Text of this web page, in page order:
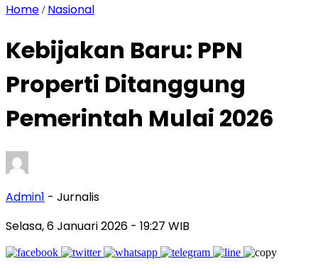
Home / Nasional
Kebijakan Baru: PPN
Properti Ditanggung
Pemerintah Mulai 2026
Admin1 - Jurnalis
Selasa, 6 Januari 2026 - 19:27 WIB